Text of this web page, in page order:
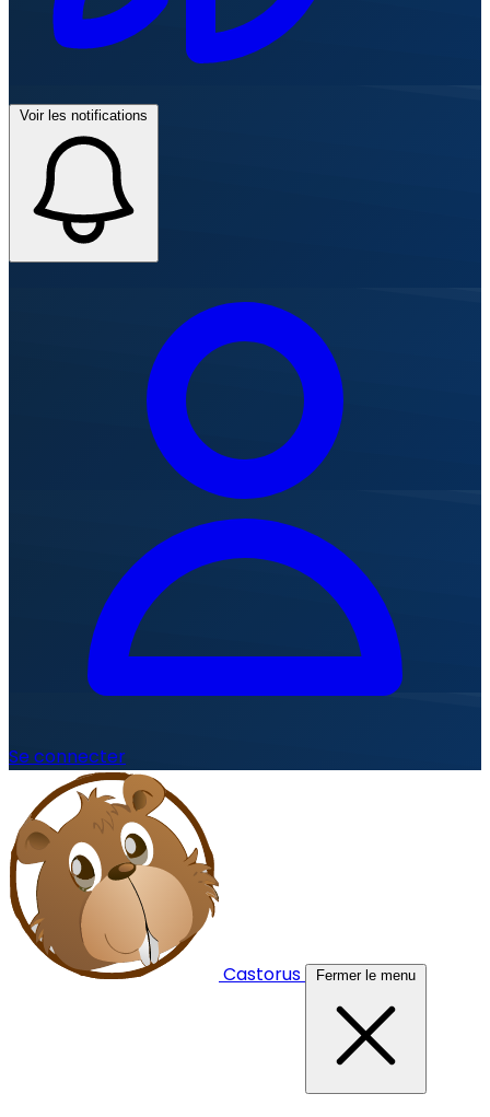
Voir les notifications
Se connecter
Castorus Fermer le menu